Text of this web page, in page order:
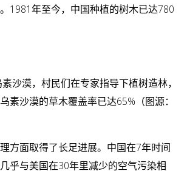
1981年至今，中国种植的树木已达780
素沙漠，村民们在专家指导下植树造林，
素沙漠的草木覆盖率已达65%（图源：
方面取得了长足进展。中国在7年时间
乎与美国在30年里减少的空气污染相